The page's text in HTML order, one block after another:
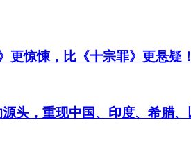
惊悚，比《十宗罪》更悬疑！
头，重现中国、印度、希腊、